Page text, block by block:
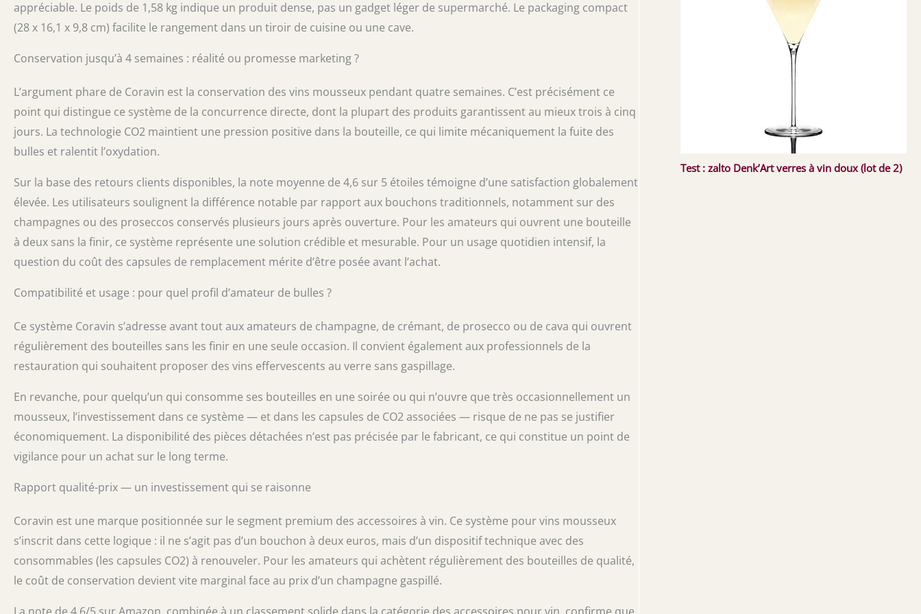
appréciable. Le poids de 1,58 kg indique un produit dense, pas un gadget léger de supermarché. Le packaging compact
(28 x 16,1 x 9,8 cm) facilite le rangement dans un tiroir de cuisine ou une cave.
Conservation jusqu’à 4 semaines : réalité ou promesse marketing ?
L’argument phare de Coravin est la conservation des vins mousseux pendant quatre semaines. C’est précisément ce
point qui distingue ce système de la concurrence directe, dont la plupart des produits garantissent au mieux trois à cinq
jours. La technologie CO2 maintient une pression positive dans la bouteille, ce qui limite mécaniquement la fuite des
bulles et ralentit l’oxydation.
Sur la base des retours clients disponibles, la note moyenne de 4,6 sur 5 étoiles témoigne d’une satisfaction globalement
élevée. Les utilisateurs soulignent la différence notable par rapport aux bouchons traditionnels, notamment sur des
champagnes ou des proseccos conservés plusieurs jours après ouverture. Pour les amateurs qui ouvrent une bouteille
à deux sans la finir, ce système représente une solution crédible et mesurable. Pour un usage quotidien intensif, la
question du coût des capsules de remplacement mérite d’être posée avant l’achat.
Compatibilité et usage : pour quel profil d’amateur de bulles ?
Ce système Coravin s’adresse avant tout aux amateurs de champagne, de crémant, de prosecco ou de cava qui ouvrent
régulièrement des bouteilles sans les finir en une seule occasion. Il convient également aux professionnels de la
restauration qui souhaitent proposer des vins effervescents au verre sans gaspillage.
En revanche, pour quelqu’un qui consomme ses bouteilles en une soirée ou qui n’ouvre que très occasionnellement un
mousseux, l’investissement dans ce système — et dans les capsules de CO2 associées — risque de ne pas se justifier
économiquement. La disponibilité des pièces détachées n’est pas précisée par le fabricant, ce qui constitue un point de
vigilance pour un achat sur le long terme.
Rapport qualité-prix — un investissement qui se raisonne
Coravin est une marque positionnée sur le segment premium des accessoires à vin. Ce système pour vins mousseux
s’inscrit dans cette logique : il ne s’agit pas d’un bouchon à deux euros, mais d’un dispositif technique avec des
consommables (les capsules CO2) à renouveler. Pour les amateurs qui achètent régulièrement des bouteilles de qualité,
le coût de conservation devient vite marginal face au prix d’un champagne gaspillé.
Test : zalto Denk’Art verres à vin doux (lot de 2)